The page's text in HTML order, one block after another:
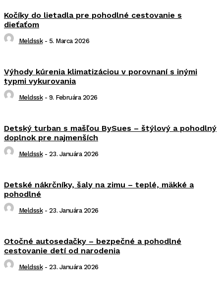
Kočíky do lietadla pre pohodlné cestovanie s
dieťaťom
Meldssk - 5. Marca 2026
Výhody kúrenia klimatizáciou v porovnaní s inými
typmi vykurovania
Meldssk - 9. Februára 2026
Detský turban s mašľou BySues – štýlový a pohodlný
doplnok pre najmenších
Meldssk - 23. Januára 2026
Detské nákrčníky, šaly na zimu – teplé, mäkké a
pohodlné
Meldssk - 23. Januára 2026
Otočné autosedačky – bezpečné a pohodlné
cestovanie detí od narodenia
Meldssk - 23. Januára 2026